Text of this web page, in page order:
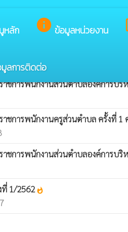
หลัก info ข้อมูลหน่วยงาน
ลการติดต่อ
าน
ชการพนักงานส่วนตำบลองค์การบ
าชการพนักงานครูส่วนตำบล ครั้งที่
ชการพนักงานส่วนตำบลองค์การบ
ที่ 1/2562whatshot